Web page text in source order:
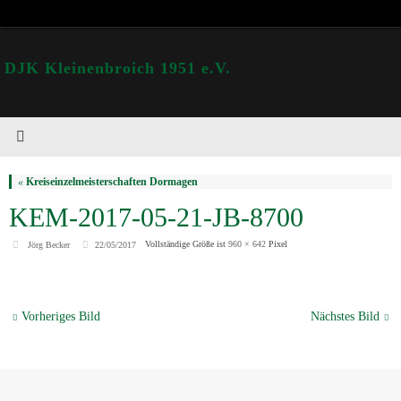
DJK Kleinenbroich 1951 e.V.
« Kreiseinzelmeisterschaften Dormagen
KEM-2017-05-21-JB-8700
Jörg Becker 22/05/2017 Vollständige Größe ist960 × 642 Pixel
Vorheriges Bild Nächstes Bild